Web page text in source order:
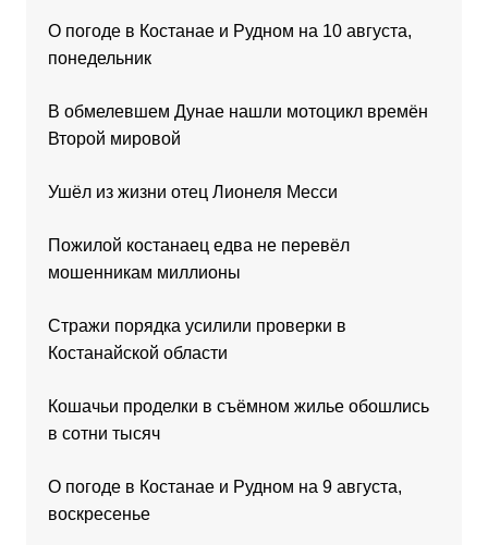
О погоде в Костанае и Рудном на 10 августа,
понедельник
В обмелевшем Дунае нашли мотоцикл времён
Второй мировой
Ушёл из жизни отец Лионеля Месси
Пожилой костанаец едва не перевёл
мошенникам миллионы
Стражи порядка усилили проверки в
Костанайской области
Кошачьи проделки в съёмном жилье обошлись
в сотни тысяч
О погоде в Костанае и Рудном на 9 августа,
воскресенье